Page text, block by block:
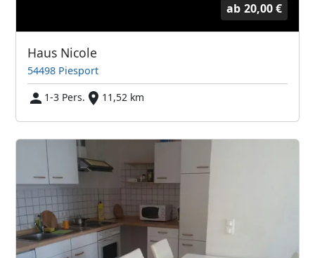
ab 20,00 €
Haus Nicole
54498 Piesport
1-3 Pers.
11,52 km